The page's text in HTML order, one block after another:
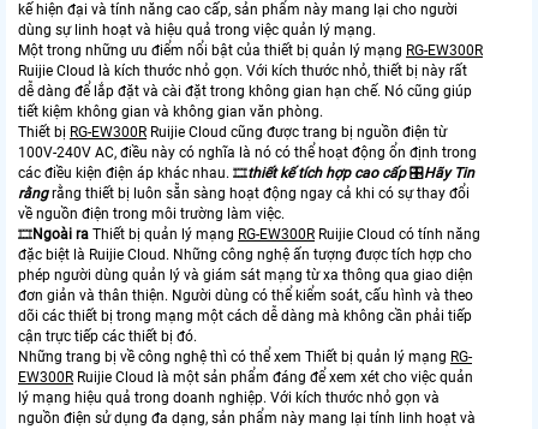
kế hiện đại và tính năng cao cấp, sản phẩm này mang lại cho người
dùng sự linh hoạt và hiệu quả trong việc quản lý mạng.
Một trong những ưu điểm nổi bật của thiết bị quản lý mạng RG-EW300R
Ruijie Cloud là kích thước nhỏ gọn. Với kích thước nhỏ, thiết bị này rất
dễ dàng để lắp đặt và cài đặt trong không gian hạn chế. Nó cũng giúp
tiết kiệm không gian và không gian văn phòng.
Thiết bị RG-EW300R Ruijie Cloud cũng được trang bị nguồn điện từ
100V-240V AC, điều này có nghĩa là nó có thể hoạt động ổn định trong
các điều kiện điện áp khác nhau. 🎞thiết kế tích hợp cao cấp🎛Hãy Tin
rằngrằng thiết bị luôn sẵn sàng hoạt động ngay cả khi có sự thay đổi
về nguồn điện trong môi trường làm việc.
🎞Ngoài ra Thiết bị quản lý mạng RG-EW300R Ruijie Cloud có tính năng
đặc biệt là Ruijie Cloud. Những công nghệ ấn tượng được tích hợp cho
phép người dùng quản lý và giám sát mạng từ xa thông qua giao diện
đơn giản và thân thiện. Người dùng có thể kiểm soát, cấu hình và theo
dõi các thiết bị trong mạng một cách dễ dàng mà không cần phải tiếp
cận trực tiếp các thiết bị đó.
Những trang bị về công nghệ thì có thể xem Thiết bị quản lý mạng RG-
EW300R Ruijie Cloud là một sản phẩm đáng để xem xét cho việc quản
lý mạng hiệu quả trong doanh nghiệp. Với kích thước nhỏ gọn và
nguồn điện sử dụng đa dạng, sản phẩm này mang lại tính linh hoạt và